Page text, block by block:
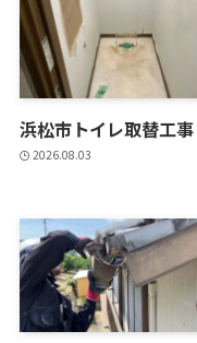
浜松市トイレ取替工事
2026.08.03